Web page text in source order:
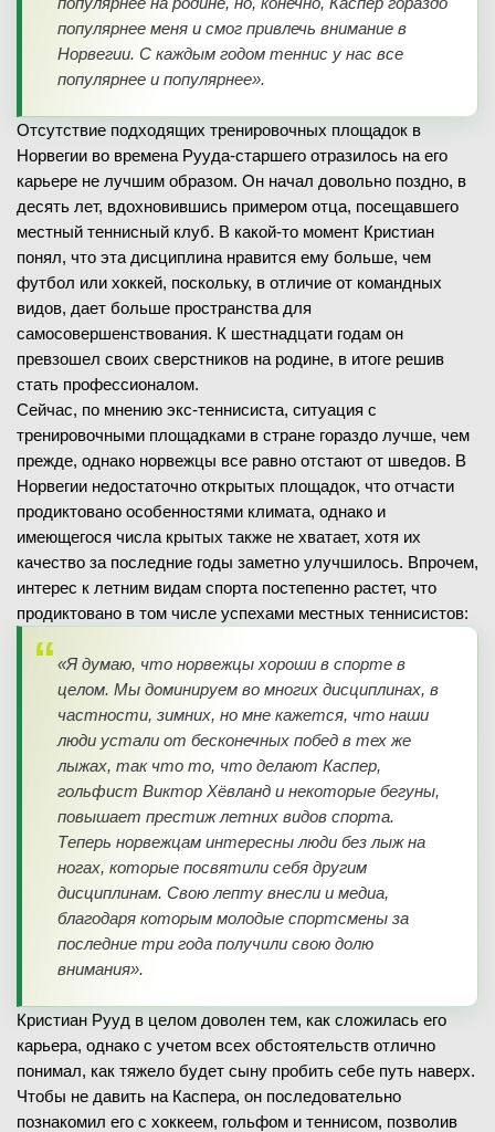
популярнее меня и смог привлечь внимание в
Норвегии. С каждым годом теннис у нас все
популярнее и популярнее».
Отсутствие подходящих тренировочных площадок в
Норвегии во времена Рууда-старшего отразилось на его
карьере не лучшим образом. Он начал довольно поздно, в
десять лет, вдохновившись примером отца, посещавшего
местный теннисный клуб. В какой-то момент Кристиан
понял, что эта дисциплина нравится ему больше, чем
футбол или хоккей, поскольку, в отличие от командных
видов, дает больше пространства для
самосовершенствования. К шестнадцати годам он
превзошел своих сверстников на родине, в итоге решив
стать профессионалом.
Сейчас, по мнению экс-теннисиста, ситуация с
тренировочными площадками в стране гораздо лучше, чем
прежде, однако норвежцы все равно отстают от шведов. В
Норвегии недостаточно открытых площадок, что отчасти
продиктовано особенностями климата, однако и
имеющегося числа крытых также не хватает, хотя их
качество за последние годы заметно улучшилось. Впрочем,
интерес к летним видам спорта постепенно растет, что
продиктовано в том числе успехами местных теннисистов:
«Я думаю, что норвежцы хороши в спорте в
целом. Мы доминируем во многих дисциплинах, в
частности, зимних, но мне кажется, что наши
люди устали от бесконечных побед в тех же
лыжах, так что то, что делают Каспер,
гольфист Виктор Хёвланд и некоторые бегуны,
повышает престиж летних видов спорта.
Теперь норвежцам интересны люди без лыж на
ногах, которые посвятили себя другим
дисциплинам. Свою лепту внесли и медиа,
благодаря которым молодые спортсмены за
последние три года получили свою долю
внимания».
Кристиан Рууд в целом доволен тем, как сложилась его
карьера, однако с учетом всех обстоятельств отлично
понимал, как тяжело будет сыну пробить себе путь наверх.
Чтобы не давить на Каспера, он последовательно
познакомил его с хоккеем, гольфом и теннисом, позволив